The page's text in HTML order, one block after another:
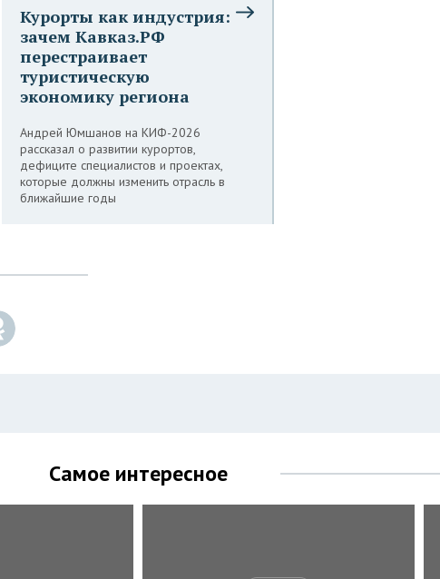
Курорты как индустрия:
зачем Кавказ.РФ
перестраивает
туристическую
экономику региона
Андрей Юмшанов на КИФ-2026
рассказал о развитии курортов,
дефиците специалистов и проектах,
которые должны изменить отрасль в
ближайшие годы
Самое интересное